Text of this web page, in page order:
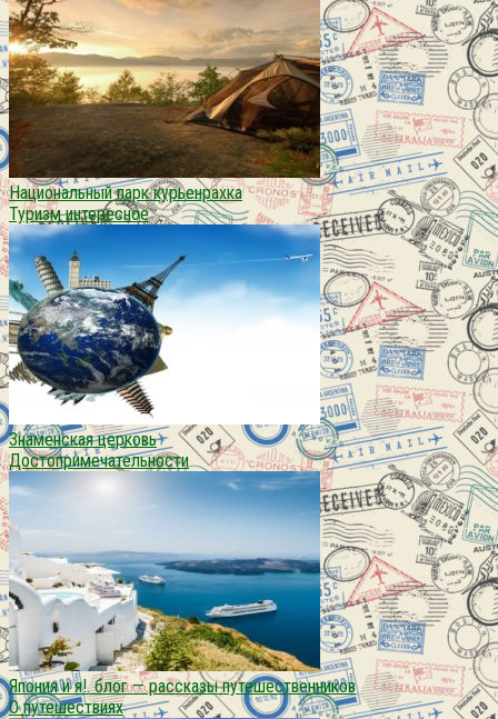
Национальный парк курьенрахка
Туризм интересное
Знаменская церковь
Достопримечательности
Япония и я!. блог — рассказы путешественников
О путешествиях